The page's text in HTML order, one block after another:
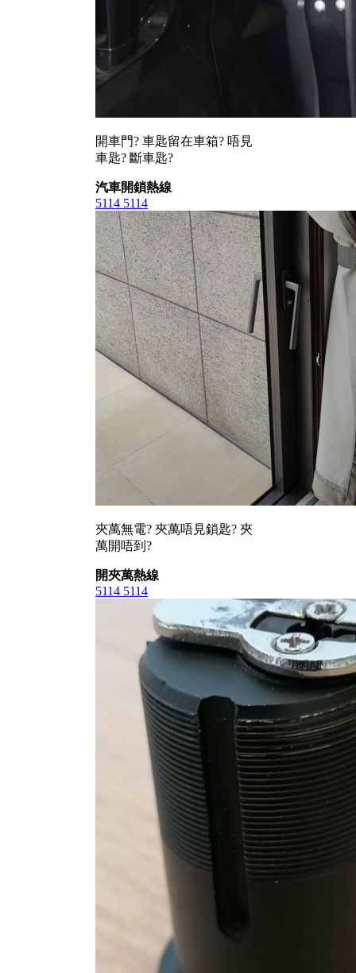
開車門? 車匙留在車箱? 唔見
車匙? 斷車匙?
汽車開鎖熱線
5114 5114
夾萬無電? 夾萬唔見鎖匙? 夾
萬開唔到?
開夾萬熱線
5114 5114